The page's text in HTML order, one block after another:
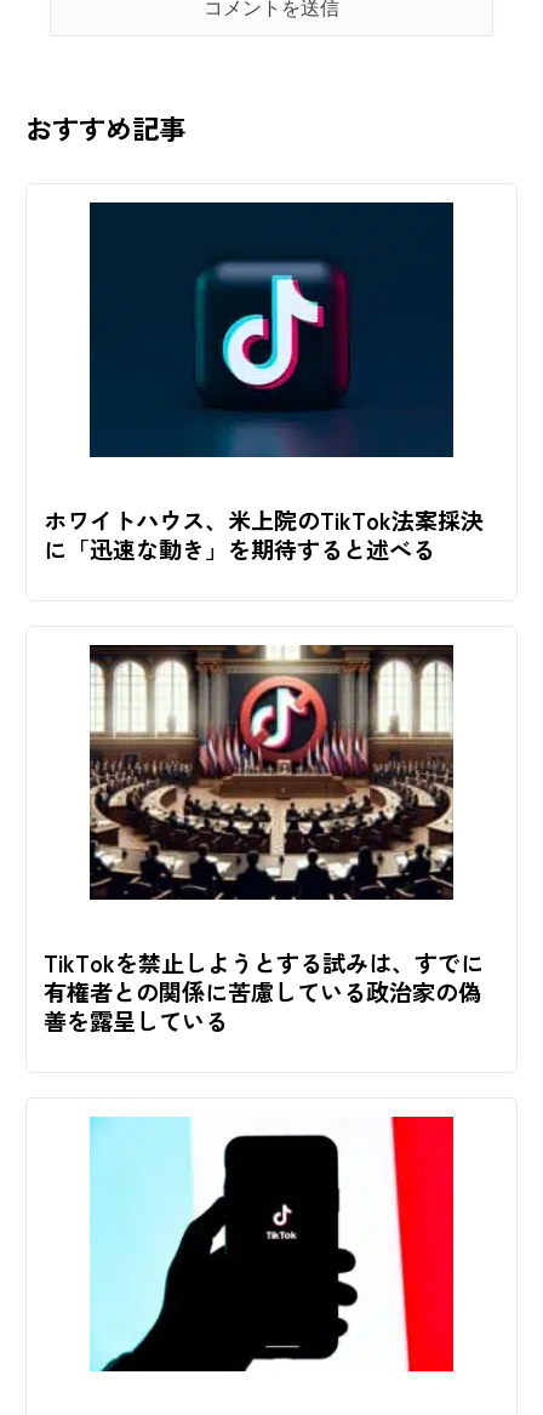
おすすめ記事
ホワイトハウス、米上院のTikTok法案採決
に「迅速な動き」を期待すると述べる
TikTokを禁止しようとする試みは、すでに
有権者との関係に苦慮している政治家の偽
善を露呈している